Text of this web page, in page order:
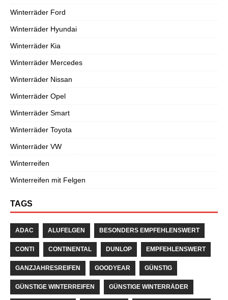
Winterräder Ford
Winterräder Hyundai
Winterräder Kia
Winterräder Mercedes
Winterräder Nissan
Winterräder Opel
Winterräder Smart
Winterräder Toyota
Winterräder VW
Winterreifen
Winterreifen mit Felgen
TAGS
ADAC ALUFELGEN BESONDERS EMPFEHLENSWERT
CONTI CONTINENTAL DUNLOP EMPFEHLENSWERT
GANZJAHRESREIFEN GOODYEAR GÜNSTIG
GÜNSTIGE WINTERREIFEN GÜNSTIGE WINTERRÄDER